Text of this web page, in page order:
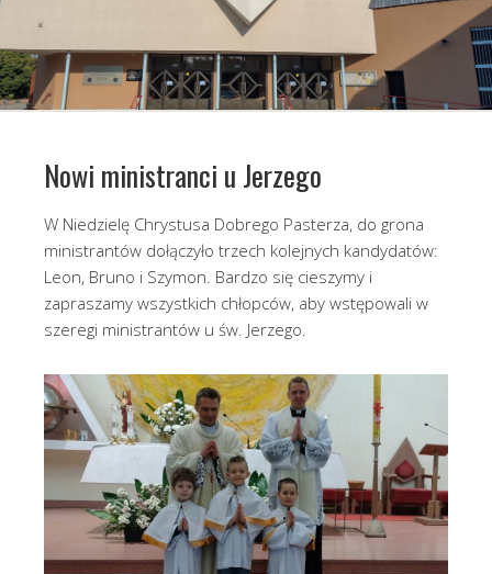
Nowi ministranci u Jerzego
W Niedzielę Chrystusa Dobrego Pasterza, do grona
ministrantów dołączyło trzech kolejnych kandydatów:
Leon, Bruno i Szymon. Bardzo się cieszymy i
zapraszamy wszystkich chłopców, aby wstępowali w
szeregi ministrantów u św. Jerzego.